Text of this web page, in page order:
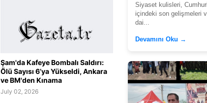
Şam'da Kafeye Bombalı Saldırı:
Ölü Sayısı 6’ya Yükseldi, Ankara
ve BM'den Kınama
July 02, 2026
Siyaset kulisleri,
içindeki son gelişmeleri
dai...
Devamını Oku →